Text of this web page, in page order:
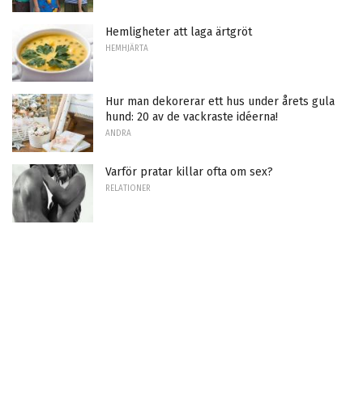
Hemligheter att laga ärtgröt
HEMHJÄRTA
Hur man dekorerar ett hus under årets gula
hund: 20 av de vackraste idéerna!
ANDRA
Varför pratar killar ofta om sex?
RELATIONER